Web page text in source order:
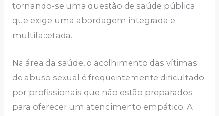
tornando-se uma questão de saúde pública
que exige uma abordagem integrada e
multifacetada.
Na área da saúde, o acolhimento das vítimas
de abuso sexual é frequentemente dificultado
por profissionais que não estão preparados
para oferecer um atendimento empático. A